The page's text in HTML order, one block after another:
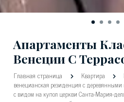
Апартаменты
Венеции С
Главная страница Квартира
венецианская резиденция с
с видом на купол церкви Санта-Мария-